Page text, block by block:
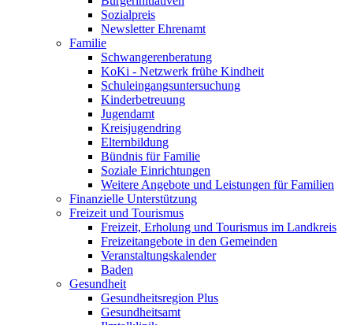
Sozialpreis
Newsletter Ehrenamt
Familie
Schwangerenberatung
KoKi - Netzwerk frühe Kindheit
Schuleingangsuntersuchung
Kinderbetreuung
Jugendamt
Kreisjugendring
Elternbildung
Bündnis für Familie
Soziale Einrichtungen
Weitere Angebote und Leistungen für Familien
Finanzielle Unterstützung
Freizeit und Tourismus
Freizeit, Erholung und Tourismus im Landkreis
Freizeitangebote in den Gemeinden
Veranstaltungskalender
Baden
Gesundheit
Gesundheitsregion Plus
Gesundheitsamt